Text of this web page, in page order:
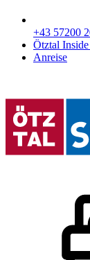
+43 57200
Ötztal
Anreise